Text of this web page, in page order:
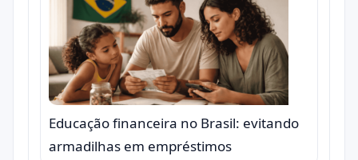
Educação financeira no Brasil: evitando
armadilhas em empréstimos